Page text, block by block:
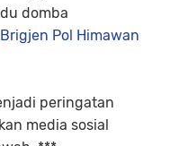
domba
Pol Himawan
peringatan
media sosial